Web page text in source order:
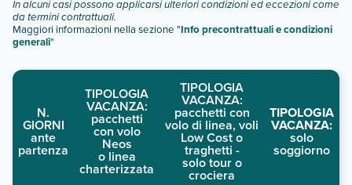
In alcuni casi possono applicarsi ulteriori condizioni ed eccezioni come
da termini contrattuali.
Maggiori informazioni nella sezione "Info precontrattuali e condizioni
generali"
N.
GIORNI
ante
partenza
TIPOLOGIA
VACANZA:
pacchetti
con volo
Neos
o linea
charterizzata
TIPOLOGIA
VACANZA:
pacchetti con
volo di linea, voli
Low Cost o
traghetti -
solo tour o
crociera
TIPOLOGIA
VACANZA:
solo
soggiorno